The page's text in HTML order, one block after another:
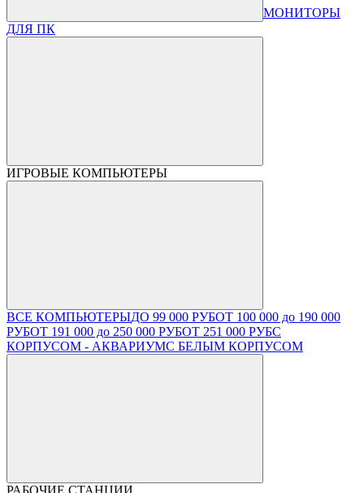
МОНИТОРЫ
ДЛЯ ПК
ИГРОВЫЕ КОМПЬЮТЕРЫ
ВСЕ КОМПЬЮТЕРЫДО 99 000 РУБОТ 100 000 до 190 000
РУБОТ 191 000 до 250 000 РУБОТ 251 000 РУБС
КОРПУСОМ - АКВАРИУМС БЕЛЫМ КОРПУСОМ